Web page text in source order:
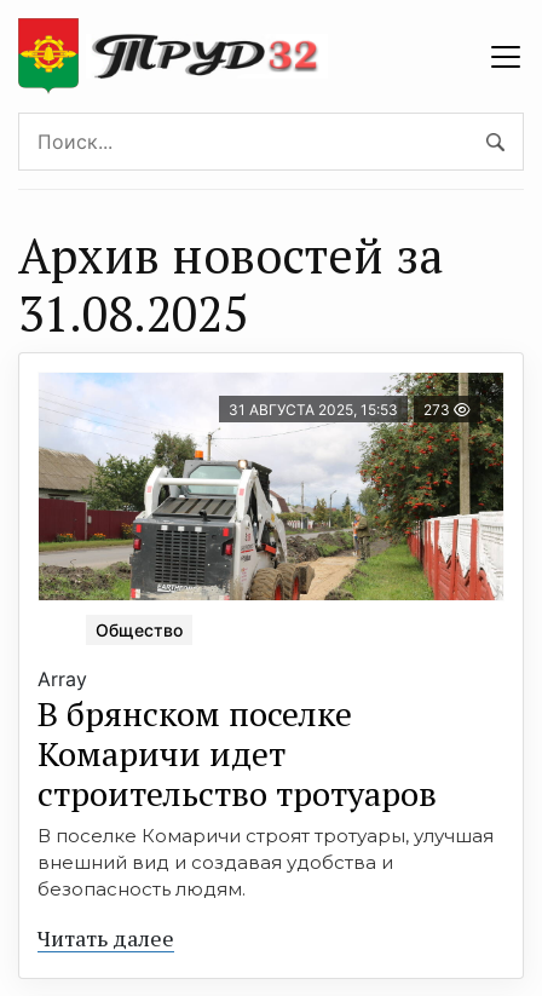
Архив новостей за
31.08.2025
31 АВГУСТА 2025, 15:53 273
Общество
Array
В брянском поселке
Комаричи идет
строительство тротуаров
В поселке Комаричи строят тротуары, улучшая
внешний вид и создавая удобства и
безопасность людям.
Читать далее